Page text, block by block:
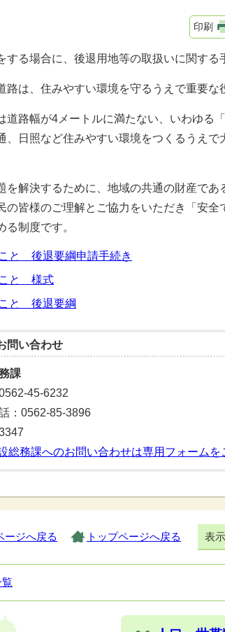
印刷
する場合に、後退用地等の取扱いに関する
路は、住みやすい環境を守るうえで重要な
路幅が4メートルに満たない、いわゆる
、日照など住みやすい環境をつくるうえで
解決するために、地域の共通の財産であ
の皆様のご理解とご協力をいただき「安全
る制度です。
と 後退要綱申請手続き
こと 様式
と 後退要綱
問い合わせ
課
45-6232
：0562-85-3896
務課へのお問い合わせは専用フォームを
ージへ戻る トップページへ戻る 表示
覧